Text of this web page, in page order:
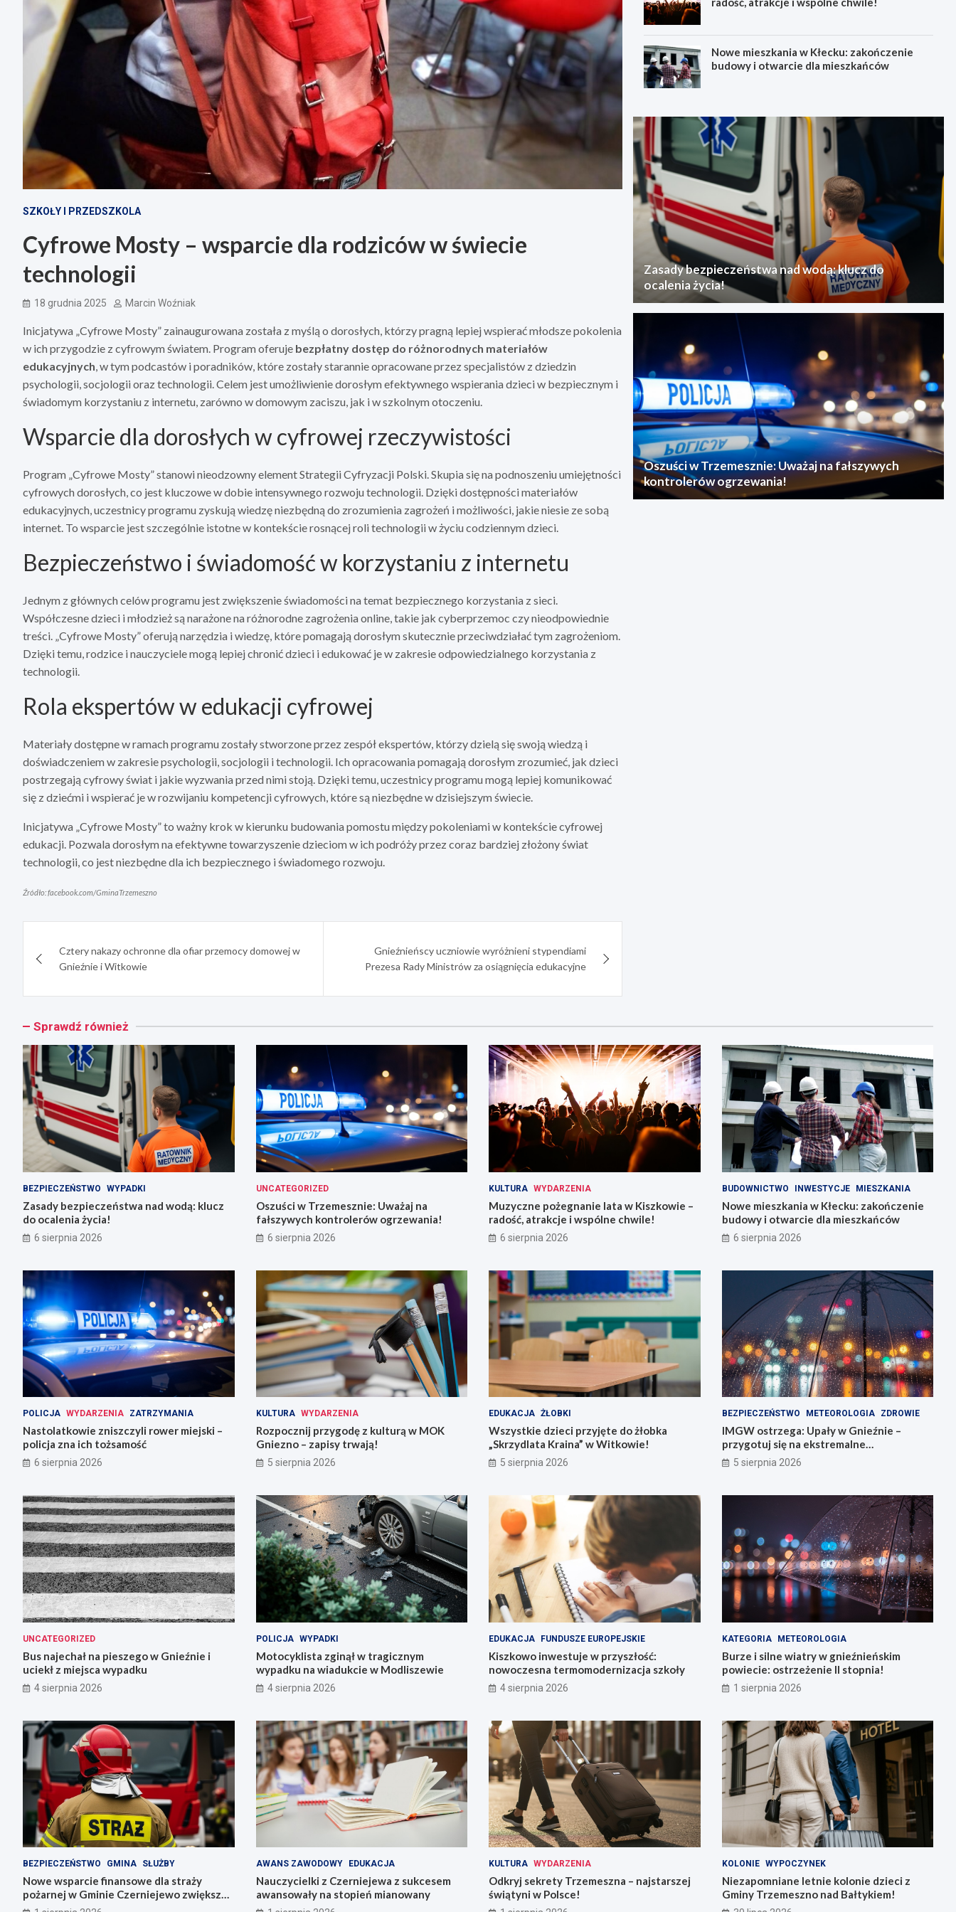
SZKOŁY I PRZEDSZKOLA
Cyfrowe Mosty – wsparcie dla rodziców w świecie
technologii
18 grudnia 2025 Marcin Woźniak
Inicjatywa „Cyfrowe Mosty” zainaugurowana została z myślą o dorosłych, którzy pragną lepiej wspierać młodsze pokolenia
w ich przygodzie z cyfrowym światem. Program oferuje bezpłatny dostęp do różnorodnych materiałów
edukacyjnych, w tym podcastów i poradników, które zostały starannie opracowane przez specjalistów z dziedzin
psychologii, socjologii oraz technologii. Celem jest umożliwienie dorosłym efektywnego wspierania dzieci w bezpiecznym i
świadomym korzystaniu z internetu, zarówno w domowym zaciszu, jak i w szkolnym otoczeniu.
Wsparcie dla dorosłych w cyfrowej rzeczywistości
Program „Cyfrowe Mosty” stanowi nieodzowny element Strategii Cyfryzacji Polski. Skupia się na podnoszeniu umiejętności
cyfrowych dorosłych, co jest kluczowe w dobie intensywnego rozwoju technologii. Dzięki dostępności materiałów
edukacyjnych, uczestnicy programu zyskują wiedzę niezbędną do zrozumienia zagrożeń i możliwości, jakie niesie ze sobą
internet. To wsparcie jest szczególnie istotne w kontekście rosnącej roli technologii w życiu codziennym dzieci.
Bezpieczeństwo i świadomość w korzystaniu z internetu
Jednym z głównych celów programu jest zwiększenie świadomości na temat bezpiecznego korzystania z sieci.
Współczesne dzieci i młodzież są narażone na różnorodne zagrożenia online, takie jak cyberprzemoc czy nieodpowiednie
treści. „Cyfrowe Mosty” oferują narzędzia i wiedzę, które pomagają dorosłym skutecznie przeciwdziałać tym zagrożeniom.
Dzięki temu, rodzice i nauczyciele mogą lepiej chronić dzieci i edukować je w zakresie odpowiedzialnego korzystania z
technologii.
Rola ekspertów w edukacji cyfrowej
Materiały dostępne w ramach programu zostały stworzone przez zespół ekspertów, którzy dzielą się swoją wiedzą i
doświadczeniem w zakresie psychologii, socjologii i technologii. Ich opracowania pomagają dorosłym zrozumieć, jak dzieci
postrzegają cyfrowy świat i jakie wyzwania przed nimi stoją. Dzięki temu, uczestnicy programu mogą lepiej komunikować
się z dziećmi i wspierać je w rozwijaniu kompetencji cyfrowych, które są niezbędne w dzisiejszym świecie.
Inicjatywa „Cyfrowe Mosty” to ważny krok w kierunku budowania pomostu między pokoleniami w kontekście cyfrowej
edukacji. Pozwala dorosłym na efektywne towarzyszenie dzieciom w ich podróży przez coraz bardziej złożony świat
technologii, co jest niezbędne dla ich bezpiecznego i świadomego rozwoju.
Źródło: facebook.com/GminaTrzemeszno
wpisuCztery nakazy ochronne dla ofiar przemocy domowej w
Gnieźnie i Witkowie
Gnieźnieńscy uczniowie wyróżnieni stypendiami
Prezesa Rady Ministrów za osiągnięcia edukacyjne
Nowe mieszkania w Kłecku: zakończenie
budowy i otwarcie dla mieszkańców
Zasady bezpieczeństwa nad wodą: klucz do
ocalenia życia!
Oszuści w Trzemesznie: Uważaj na fałszywych
kontrolerów ogrzewania!
Sprawdź również
BEZPIECZEŃSTWO WYPADKI
Zasady bezpieczeństwa nad wodą: klucz
do ocalenia życia!
6 sierpnia 2026
UNCATEGORIZED
Oszuści w Trzemesznie: Uważaj na
fałszywych kontrolerów ogrzewania!
6 sierpnia 2026
KULTURA WYDARZENIA
Muzyczne pożegnanie lata w Kiszkowie –
radość, atrakcje i wspólne chwile!
6 sierpnia 2026
BUDOWNICTWO INWESTYCJE MIESZKANIA
Nowe mieszkania w Kłecku: zakończenie
budowy i otwarcie dla mieszkańców
6 sierpnia 2026
POLICJA WYDARZENIA ZATRZYMANIA
Nastolatkowie zniszczyli rower miejski –
policja zna ich tożsamość
6 sierpnia 2026
KULTURA WYDARZENIA
Rozpocznij przygodę z kulturą w MOK
Gniezno – zapisy trwają!
5 sierpnia 2026
EDUKACJA ŻŁOBKI
Wszystkie dzieci przyjęte do żłobka
„Skrzydlata Kraina” w Witkowie!
5 sierpnia 2026
BEZPIECZEŃSTWO METEOROLOGIA ZDROWIE
IMGW ostrzega: Upały w Gnieźnie –
przygotuj się na ekstremalne
temperatury!
5 sierpnia 2026
UNCATEGORIZED
Bus najechał na pieszego w Gnieźnie i
uciekł z miejsca wypadku
4 sierpnia 2026
POLICJA WYPADKI
Motocyklista zginął w tragicznym
wypadku na wiadukcie w Modliszewie
4 sierpnia 2026
EDUKACJA FUNDUSZE EUROPEJSKIE
Kiszkowo inwestuje w przyszłość:
nowoczesna termomodernizacja szkoły
4 sierpnia 2026
KATEGORIA METEOROLOGIA
Burze i silne wiatry w gnieźnieńskim
powiecie: ostrzeżenie II stopnia!
1 sierpnia 2026
BEZPIECZEŃSTWO GMINA SŁUŻBY
Nowe wsparcie finansowe dla straży
pożarnej w Gminie Czerniejewo zwiększa
bezpieczeństwo mieszkańców
AWANS ZAWODOWY EDUKACJA
Nauczycielki z Czerniejewa z sukcesem
awansowały na stopień mianowany
KULTURA WYDARZENIA
Odkryj sekrety Trzemeszna – najstarszej
świątyni w Polsce!
KOLONIE WYPOCZYNEK
Niezapomniane letnie kolonie dzieci z
Gminy Trzemeszno nad Bałtykiem!